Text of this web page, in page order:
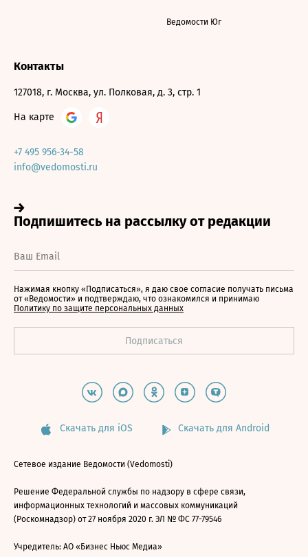
Ведомости Юг
Контакты
127018, г. Москва, ул. Полковая, д. 3, стр. 1
На карте
+7 495 956-34-58
info@vedomosti.ru
Нажимая кнопку «Подписаться», я даю свое согласие получать письма
от «Ведомости» и подтверждаю, что ознакомился и принимаю
Политику по защите персональных данных
Скачать для iOS Скачать для Android
Сетевое издание Ведомости (Vedomosti)
Решение Федеральной службы по надзору в сфере связи,
информационных технологий и массовых коммуникаций
(Роскомнадзор) от 27 ноября 2020 г. ЭЛ № ФС 77-79546
Учредитель: АО «Бизнес Ньюс Медиа»